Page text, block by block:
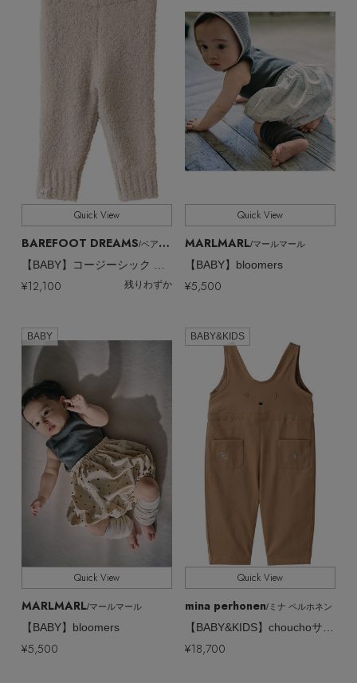
最旬！トレンドワード
【雨の日】急な雨対策グッズ
【Tシャツ】デイリーに活躍
【サンダル】ビーサンの季節！
【ワンピース】猛暑日はこれ！
【リネン】涼しい夏素材
【レース】上品な透け感
【限定】ここでしか買えないアイテム
【ペプラム】トレンドシルエット
『ELLE』最新号掲載
【ジュエリー】シルバーでクールに
アイテム一覧
SALE
CATEGORY
ウェア
すべてのウェア
ブラウス・シャツ
カットソー・Tシャツ
ワンピース・チュニック
パンツ
ジャケット
ニット
シューズ
すべてのシューズ
サンダル
パンプス
スニーカー
フラットシューズ
レインシューズ
ブーツ
バッグ・財布
すべてのバッグ・財布
カゴバッグ
ショルダーバッグ
トートバッグ
ハンドバッグ
財布・小物
ファッション小物
すべてのファッション小物
ストール・マフラー・ケープ
帽子・イヤーマフ
ヘアアクセサリー
スマートフォンケース・タブレットケース
アクセサリー
すべてのアクセサリー
ピアス・イヤリング
ネックレス
バングル・ブレスレット
ランジェリー
すべてのランジェリー
インナー
スポーツ
すべてのスポーツ
ウェア
シューズ
CONTENTS
SUPPORT
ご利用ガイド
カスタマーサポート
エル・ショップについて
お知らせ
よくあるご質問
CATEGORY
ベビー・キッズ,ベビー(0～2歳),ボトムス
COLOR 全てのカラー
SIZE 全てのサイズ
販売状況
価格 全ての価格
Quick View
BAREFOOT DREAMS/ベアフット ドリームズ
【BABY】コージーシック インファントパンツ アイボリー 12-18M
¥12,100 残りわずか
Quick View
MARLMARL/マールマール
【BABY】bloomers
¥5,500
BABY
Quick View
MARLMARL/マールマール
【BABY】bloomers
¥5,500
BABY&KIDS
Quick View
mina perhonen/ミナ ペルホネン
¥18,700